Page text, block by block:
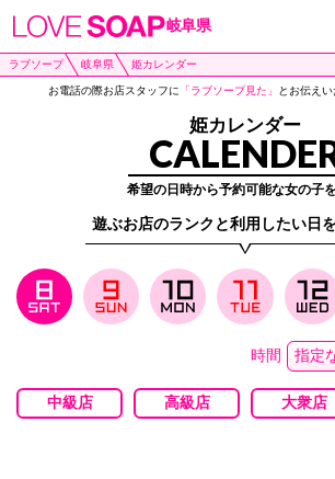
岐阜県
ラブソープ 岐阜県 姫カレンダー
お電話の際お店スタッフに 「ラブソープ見た」 とお伝え
姫カレンダー
希望の日時から予約可能な女の子
遊ぶお店のランクと利用したい日
時間
中級店 高級店 大衆店